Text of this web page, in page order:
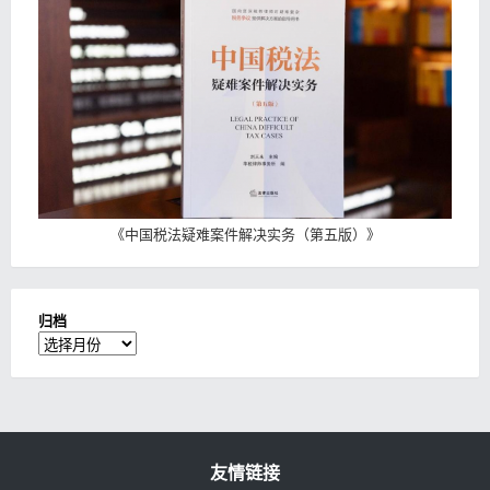
《中国税法疑难案件解决实务（第五版） 》
归档
归
档
友情链接